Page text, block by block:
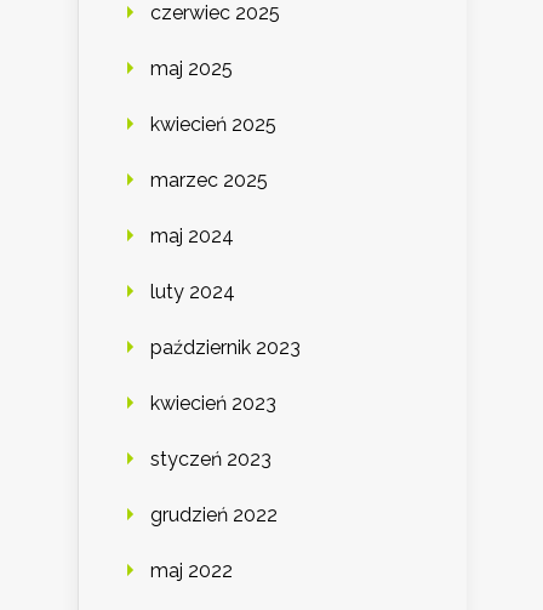
czerwiec 2025
maj 2025
kwiecień 2025
marzec 2025
maj 2024
luty 2024
październik 2023
kwiecień 2023
styczeń 2023
grudzień 2022
maj 2022